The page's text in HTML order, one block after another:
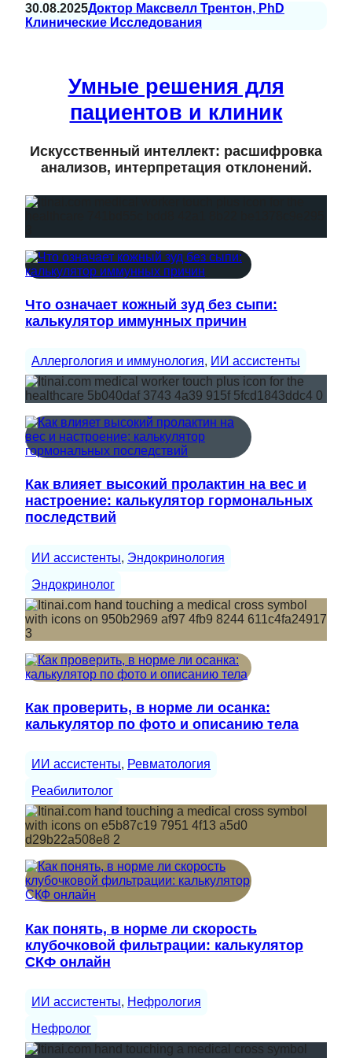
30.08.2025Доктор Максвелл Трентон, PhD
Клинические Исследования
Умные решения для
пациентов и клиник
Искусственный интеллект: расшифровка
анализов, интерпретация отклонений.
Что означает кожный зуд без сыпи:
калькулятор иммунных причин
Аллергология и иммунология, ИИ ассистенты
Как влияет высокий пролактин на вес и
настроение: калькулятор гормональных
последствий
ИИ ассистенты, Эндокринология
Эндокринолог
Как проверить, в норме ли осанка:
калькулятор по фото и описанию тела
ИИ ассистенты, Ревматология
Реабилитолог
Как понять, в норме ли скорость
клубочковой фильтрации: калькулятор
СКФ онлайн
ИИ ассистенты, Нефрология
Нефролог